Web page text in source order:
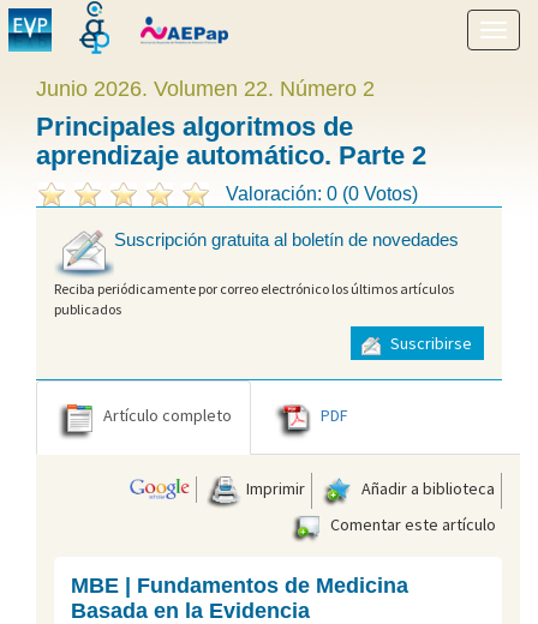
menú
Junio 2026. Volumen 22. Número 2
Principales algoritmos de
aprendizaje automático. Parte 2
Valoración: 0 (0 Votos)
Suscripción gratuita al boletín de novedades
Reciba periódicamente por correo electrónico los últimos artículos
publicados
Suscribirse
Artículo completo PDF
Imprimir
Añadir a biblioteca
Comentar este artículo
MBE | Fundamentos de Medicina
Basada en la Evidencia